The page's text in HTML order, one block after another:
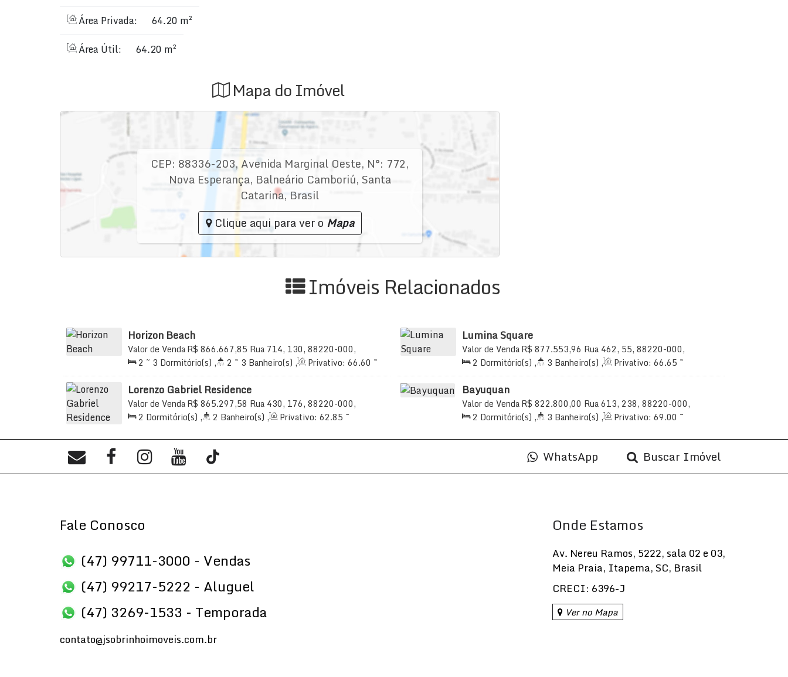
Área Privada:
64.20 m²
Área Útil:
64.20 m²
Mapa do Imóvel
CEP: 88336-203, Avenida Marginal Oeste, N°: 772,
Nova Esperança, Balneário Camboriú, Santa
Catarina, Brasil
Clique aqui para ver o Mapa
Imóveis Relacionados
Horizon Beach
R$ 866.667,85
Valor de Venda Rua 714, 130, 88220-000,
Várzea, Itapema, Santa Catarina, Brasil
2 ~ 3 Dormitório(s) , 2 ~ 3 Banheiro(s) , Privativo: 66.60 ~
70.00m² , 2Sala(s) , 1 ~ 2Suíte(s) , Total: 66.60m², 1
Vaga(s) Útil: 66 .60 ~ 68
Lumina Square
R$ 877.553,96
Valor de Venda Rua 462, 55, 88220-000,
Morretes, Itapema, Santa Catarina, Brasil
2 Dormitório(s) , 3 Banheiro(s) , Privativo: 66.65 ~
70.00m² , 2Sala(s) , 2Suíte(s) , Total: 70.00m², 1
Vaga(s)
Lorenzo Gabriel Residence
R$ 865.297,58
Valor de Venda Rua 430, 176, 88220-000,
Morretes, Itapema, Santa Catarina, Brasil
2 Dormitório(s) , 2 Banheiro(s) , Privativo: 62.85 ~
Vaga(s), Útil:62.75~ 66.00m²
Bayuquan
R$ 822.800,00
Valor de Venda Rua 613, 238, 88220-000,
Tabuleiro dos Oliveiras, Itapema, Santa Catarina, Brasil
2 Dormitório(s) , 3 Banheiro(s) , Privativo: 69.00 ~
Vaga(s), Útil:69.00~ 70.00m²
WhatsApp Buscar Imóvel
Fale Conosco
(47) 99711-3000 - Vendas
(47) 99217-5222 - Aluguel
(47) 3269-1533 - Temporada
contato@jsobrinhoimoveis.com.br
Onde Estamos
Av. Nereu Ramos, 5222, sala 02 e 03,
Meia Praia, Itapema, SC, Brasil
CRECI: 6396-J
Ver no Mapa